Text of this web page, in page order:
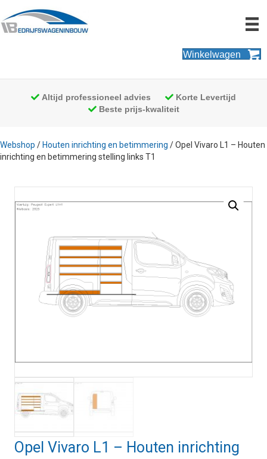
Winkelwagen
Altijd professioneel advies
Korte Levertijd
Beste prijs-kwaliteit
Webshop / Houten inrichting en betimmering / Opel Vivaro L1 – Houten
inrichting en betimmering stelling links T1
Opel Vivaro L1 – Houten inrichting